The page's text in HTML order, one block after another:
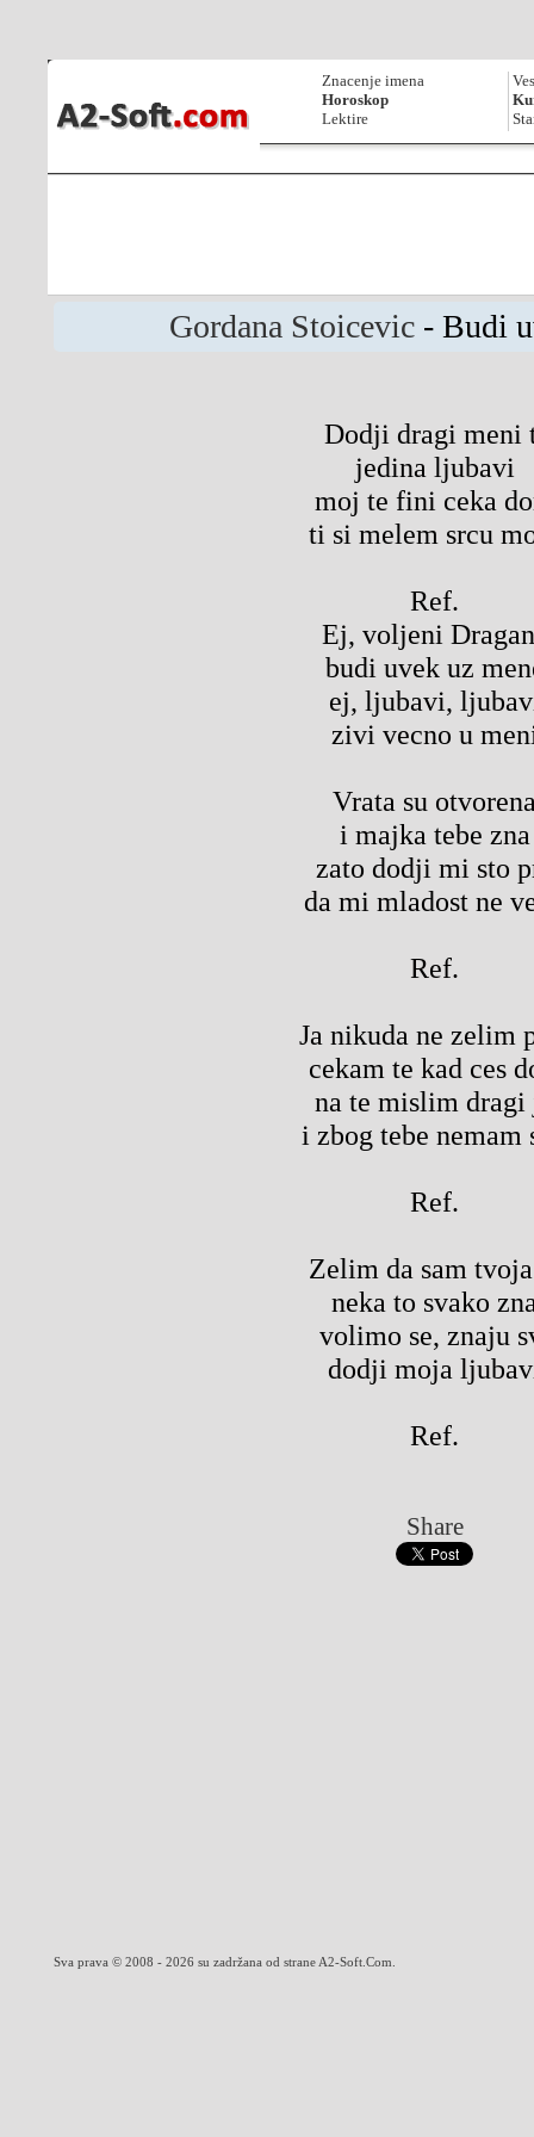
Znacenje imena
Horoskop
Lektire
Gordana Stoicevic - Budi
Dodji dragi meni
jedina ljubavi
moj te fini ceka
ti si melem srcu
Ref.
Ej, voljeni
budi uvek uz
ej, ljubavi,
zivi vecno u
Vrata su
i majka tebe zna
zato dodji mi sto
da mi mladost ne
Ref.
Ja nikuda ne zelim
cekam te kad ces
na te mislim dragi
i zbog tebe nemam
Ref.
Zelim da sam
neka to svako
volimo se, znaju
dodji moja
Ref.
Share
Sva prava © 2008 - 2026 su zadržana od strane A2-Soft.Com.